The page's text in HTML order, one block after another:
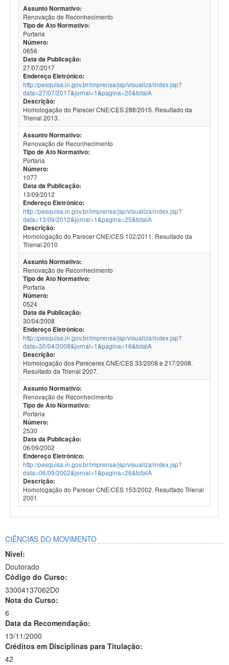
Assunto Normativo:
Renovação de Reconhecimento
Tipo de Ato Normativo:
Portaria
Número:
0656
Data da Publicação:
27/07/2017
Endereço Eletrônico:
http://pesquisa.in.gov.br/imprensa/jsp/visualiza/index.jsp?
data=27/07/2017&jornal=1&pagina=20&totalA
Descrição:
Homologação do Parecer CNE/CES 288/2015. Resultado da
Trienal 2013.
Assunto Normativo:
Renovação de Reconhecimento
Tipo de Ato Normativo:
Portaria
Número:
1077
Data da Publicação:
13/09/2012
Endereço Eletrônico:
http://pesquisa.in.gov.br/imprensa/jsp/visualiza/index.jsp?
data=13/09/2012&jornal=1&pagina=25&totalA
Descrição:
Homologação do Parecer CNE/CES 102/2011. Resultado da
Trienal 2010
Assunto Normativo:
Renovação de Reconhecimento
Tipo de Ato Normativo:
Portaria
Número:
0524
Data da Publicação:
30/04/2008
Endereço Eletrônico:
http://pesquisa.in.gov.br/imprensa/jsp/visualiza/index.jsp?
data=30/04/2008&jornal=1&pagina=16&totalA
Descrição:
Homologação dos Pareceres CNE/CES 33/2008 e 217/2008.
Resultado da Trienal 2007.
Assunto Normativo:
Renovação de Reconhecimento
Tipo de Ato Normativo:
Portaria
Número:
2530
Data da Publicação:
06/09/2002
Endereço Eletrônico:
http://pesquisa.in.gov.br/imprensa/jsp/visualiza/index.jsp?
data=06/09/2002&jornal=1&pagina=26&totalA
Descrição:
Homologação do Parecer CNE/CES 153/2002. Resultado Trienal
2001
CIÊNCIAS DO MOVIMENTO
Nível:
Doutorado
Código do Curso:
33004137062D0
Nota do Curso:
6
Data da Recomendação:
13/11/2000
Créditos em Disciplinas para Titulação:
42